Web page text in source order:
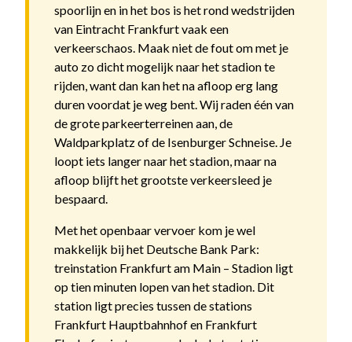
spoorlijn en in het bos is het rond wedstrijden
van Eintracht Frankfurt vaak een
verkeerschaos. Maak niet de fout om met je
auto zo dicht mogelijk naar het stadion te
rijden, want dan kan het na afloop erg lang
duren voordat je weg bent. Wij raden één van
de grote parkeerterreinen aan, de
Waldparkplatz of de Isenburger Schneise. Je
loopt iets langer naar het stadion, maar na
afloop blijft het grootste verkeersleed je
bespaard.
Met het openbaar vervoer kom je wel
makkelijk bij het Deutsche Bank Park:
treinstation Frankfurt am Main – Stadion ligt
op tien minuten lopen van het stadion. Dit
station ligt precies tussen de stations
Frankfurt Hauptbahnhof en Frankfurt